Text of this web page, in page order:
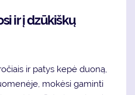
ir į dzūkiškų
ir patys kepė duoną,
mokėsi gaminti